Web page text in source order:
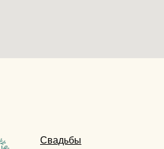
Свадьбы